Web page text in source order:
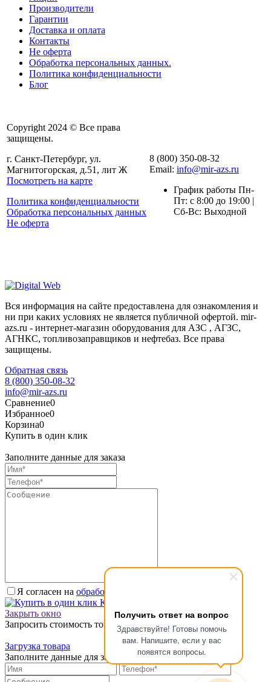
Получить ответ на вопрос
Здравствуйте! Готовы помочь
вам. Напишите, если у вас
появятся вопросы.
Производители
Гарантии
Доставка и оплата
Контакты
Не оферта
Обработка персональных данных.
Политика конфиденциальности
Блог
Copyright 2024 © Все права
защищены.
г. Санкт-Петербург, ул.
Магнитогорская, д.51, лит Ж
Посмотреть на карте
Политика конфиденциальности
Обработка персональных данных
Не оферта
8 (800) 350-08-32
Email: info@mir-azs.ru
График работы Пн-
Пт: с 8:00 до 19:00 |
Сб-Вс: Выходной
Вся информация на сайте предоставлена для ознакомления и
ни при каких условиях не является публичной офертой. mir-
azs.ru - интернет-магазин оборудования для АЗС , АГЗС,
АГНКС, топливозаправщиков и нефтебаз. Все права
защищены.
Обратная связь
8 (800) 350-08-32
info@mir-azs.ru
Сравнение0
Избранное0
Корзина0
Купить в один клик
Заполните данные для заказа
Я согласен на обработку персональных данных.
Купить в один клик
Закрыть окно
Запросить стоимость товара
Загрузка товара
Заполните данные для запроса цены